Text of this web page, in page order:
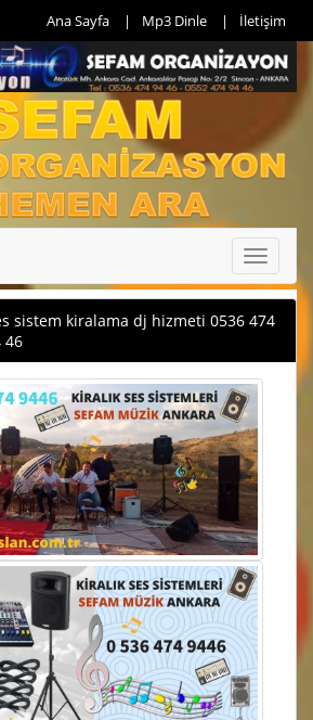
Ana Sayfa Mp3 Dinle İletişim
Toggle
sistem kiralama dj hizmeti 0536 474
46